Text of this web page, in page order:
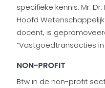
specifieke kennis. Mr.
Hoofd
docent, is
“Vastgoedtransacties
NON-PROFIT
Btw in de non-profit